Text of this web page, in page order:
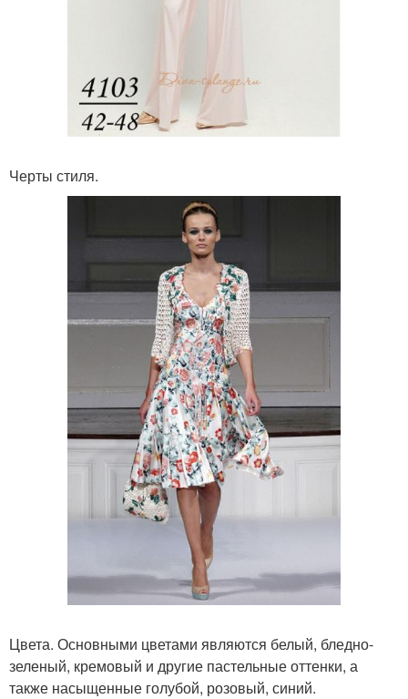
Черты стиля.
Цвета. Основными цветами являются белый, бледно-
зеленый, кремовый и другие пастельные оттенки, а
также насыщенные голубой, розовый, синий.